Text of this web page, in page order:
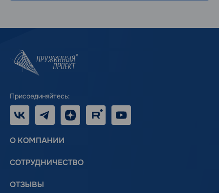
Присоединяйтесь:
Telegram Дзен RUTUBE
О КОМПАНИИ
СОТРУДНИЧЕСТВО
ОТЗЫВЫ